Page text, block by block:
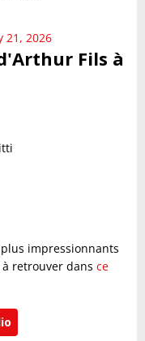
21, 2026
Fils à
impressionnants
retrouver dans ce